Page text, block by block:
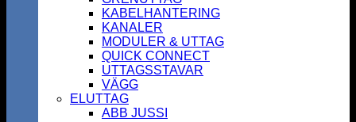
KABELHANTERING
KANALER
MODULER & UTTAG
QUICK CONNECT
UTTAGSSTAVAR
VÄGG
ELUTTAG
ABB JUSSI